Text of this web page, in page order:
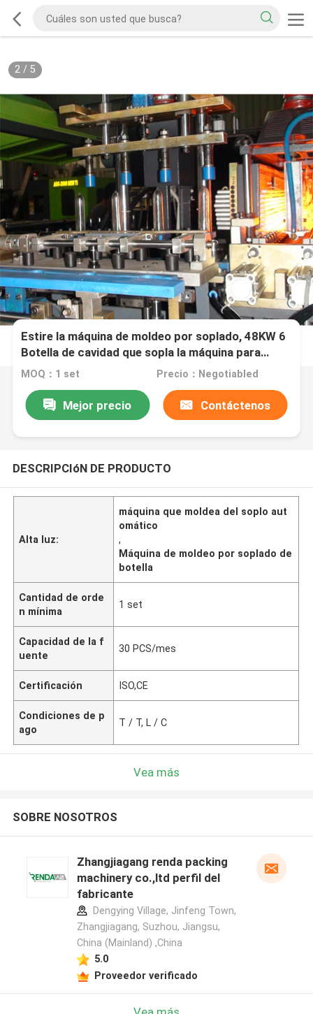
2/ 5
Estire la máquina de moldeo por soplado, 48KW 6
Botella de cavidad que sopla la máquina para
embotellar Equipemnt
MOQ：1 set Precio：Negotiabled
Mejor precio Contáctenos
DESCRIPCIóN DE PRODUCTO
Alta luz:
máquina que moldea del soplo aut
omático
,
Máquina de moldeo por soplado de
botella
Cantidad de orde
n mínima
1 set
Capacidad de la f
uente
30 PCS/mes
Certificación ISO,CE
Condiciones de p
ago
T / T, L / C
Vea más
SOBRE NOSOTROS
Zhangjiagang renda packing
machinery co.,ltd perfil del
fabricante
Dengying Village, Jinfeng Town,
Zhangjiagang, Suzhou, Jiangsu,
China (Mainland) ,China
5.0
Proveedor verificado